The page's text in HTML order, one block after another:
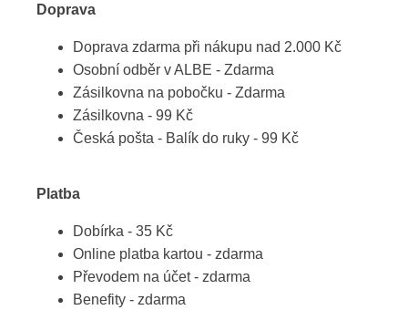
Doprava
Doprava zdarma při nákupu nad 2.000 Kč
Osobní odběr v ALBE - Zdarma
Zásilkovna na pobočku - Zdarma
Zásilkovna - 99 Kč
Česká pošta - Balík do ruky - 99 Kč
Platba
Dobírka - 35 Kč
Online platba kartou - zdarma
Převodem na účet - zdarma
Benefity - zdarma